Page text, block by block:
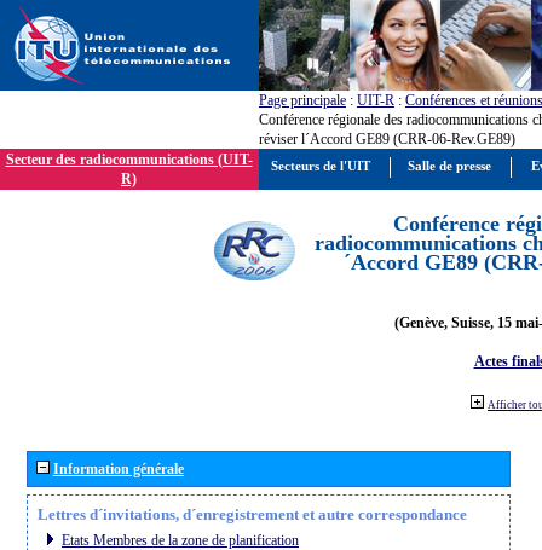
Page principale : UIT-R : Conférences et réunions
Conférence régionale des radiocommunications
réviser l´Accord GE89 (CRR-06-Rev.GE89)
Secteur des radiocommunications (UIT-
R)
Conférence
radiocommunications
´Accord GE89
(Genève, Suisse, 15
Actes
Afficher
Information générale
Lettres d´invitations, d´enregistrement et autre correspondance
Etats Membres de la zone de planification
Secteurs de l'UIT Salle de presse